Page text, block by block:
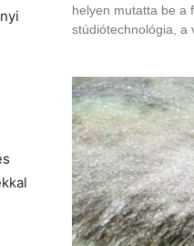
helyen mutatta be a
stúdiótechnológia, a